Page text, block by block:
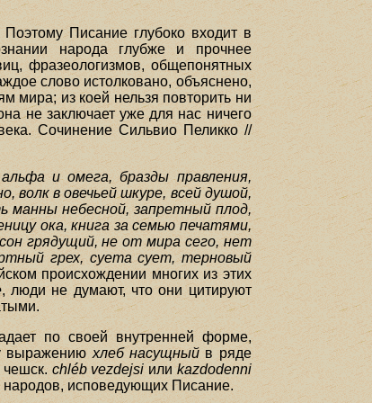
Писание глубоко входит в
народа глубже и прочнее
фразеологизмов, общепонятных
слово истолковано, объяснено,
мира; из коей нельзя повторить ни
не заключает уже для нас ничего
Сочинение Сильвио Пеликко //
альфа и омега, бразды правления,
волк в овечьей шкуре, всей душой,
манны небесной, запретный плод,
ока, книга за семью печатями,
грядущий, не от мира сего, нет
грех, суета сует, терновый
происхождении многих из этих
, люди не думают, что они цитируют
по своей внутренней форме,
выражению хлеб насущныйв ряде
чешск. chléb vezdejsi или kazdodenni
народов, исповедующих Писание.